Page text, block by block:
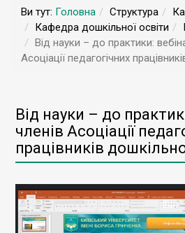
Ви тут: Головна Структура
Кафедра дошкільної освіти
Від науки – до практики:
Асоціації педагогічних
Від науки – до
членів Асоціації
працівників